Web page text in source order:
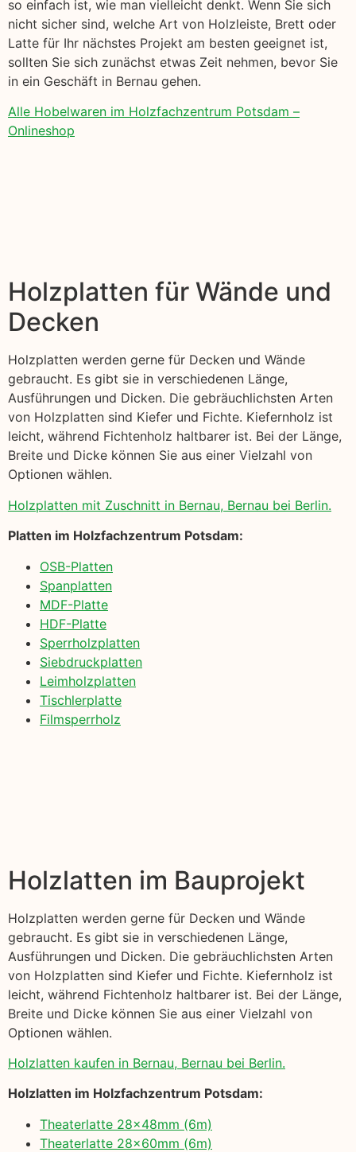
so einfach ist, wie man vielleicht denkt. Wenn Sie sich
nicht sicher sind, welche Art von Holzleiste, Brett oder
Latte für Ihr nächstes Projekt am besten geeignet ist,
sollten Sie sich zunächst etwas Zeit nehmen, bevor Sie
in ein Geschäft in Bernau gehen.
Alle Hobelwaren im Holzfachzentrum Potsdam –
Onlineshop
Holzplatten für Wände und
Decken
Holzplatten werden gerne für Decken und Wände
gebraucht. Es gibt sie in verschiedenen Länge,
Ausführungen und Dicken. Die gebräuchlichsten Arten
von Holzplatten sind Kiefer und Fichte. Kiefernholz ist
leicht, während Fichtenholz haltbarer ist. Bei der Länge,
Breite und Dicke können Sie aus einer Vielzahl von
Optionen wählen.
Holzplatten mit Zuschnitt in Bernau, Bernau bei Berlin.
Platten im Holzfachzentrum Potsdam:
OSB-Platten
Spanplatten
MDF-Platte
HDF-Platte
Sperrholzplatten
Siebdruckplatten
Leimholzplatten
Tischlerplatte
Filmsperrholz
Holzlatten im Bauprojekt
Holzplatten werden gerne für Decken und Wände
gebraucht. Es gibt sie in verschiedenen Länge,
Ausführungen und Dicken. Die gebräuchlichsten Arten
von Holzplatten sind Kiefer und Fichte. Kiefernholz ist
leicht, während Fichtenholz haltbarer ist. Bei der Länge,
Breite und Dicke können Sie aus einer Vielzahl von
Optionen wählen.
Holzlatten kaufen in Bernau, Bernau bei Berlin.
Holzlatten im Holzfachzentrum Potsdam:
Theaterlatte 28x48mm (6m)
Theaterlatte 28x60mm (6m)